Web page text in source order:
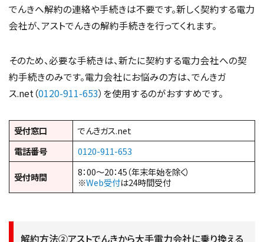
でんきへ解約の連絡や手続きは不要です。新しく契約する電力
会社が、アストでんきの解約手続きを行ってくれます。
そのため、必要な手続きは、新たに契約する電力会社への契
約手続きのみです。電力会社にお悩みの方は、でんきガ
ス.net（0120-911-653）を使用するのがおすすめです。
受付窓口
でんきガス.net
電話番号
0120-911-653
受付時間
8：00～20：45（年末年始を除く）
※Web受付は24時間受付
解約方法②アストでんきから大手電力会社に乗り換える